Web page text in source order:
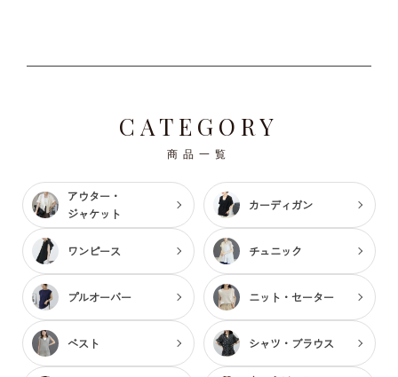
CATEGORY
商品一覧
アウター・
ジャケット
カーディガン
ワンピース チュニック
プルオーバー ニット・セーター
ベスト シャツ・ブラウス